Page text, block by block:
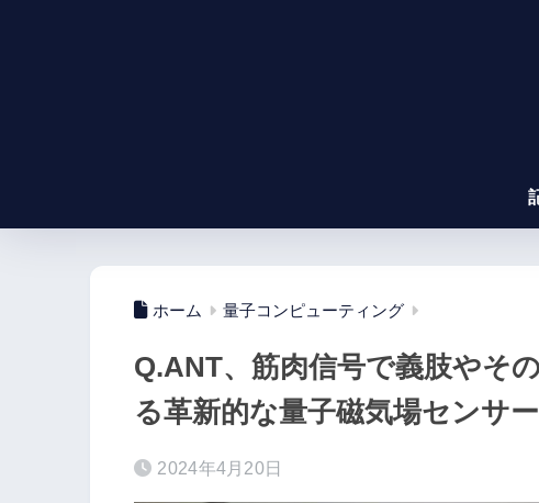
ホーム 量子コンピューティング
Q.ANT、筋肉信号で義肢やそ
る革新的な量子磁気場センサ
2024年4月20日